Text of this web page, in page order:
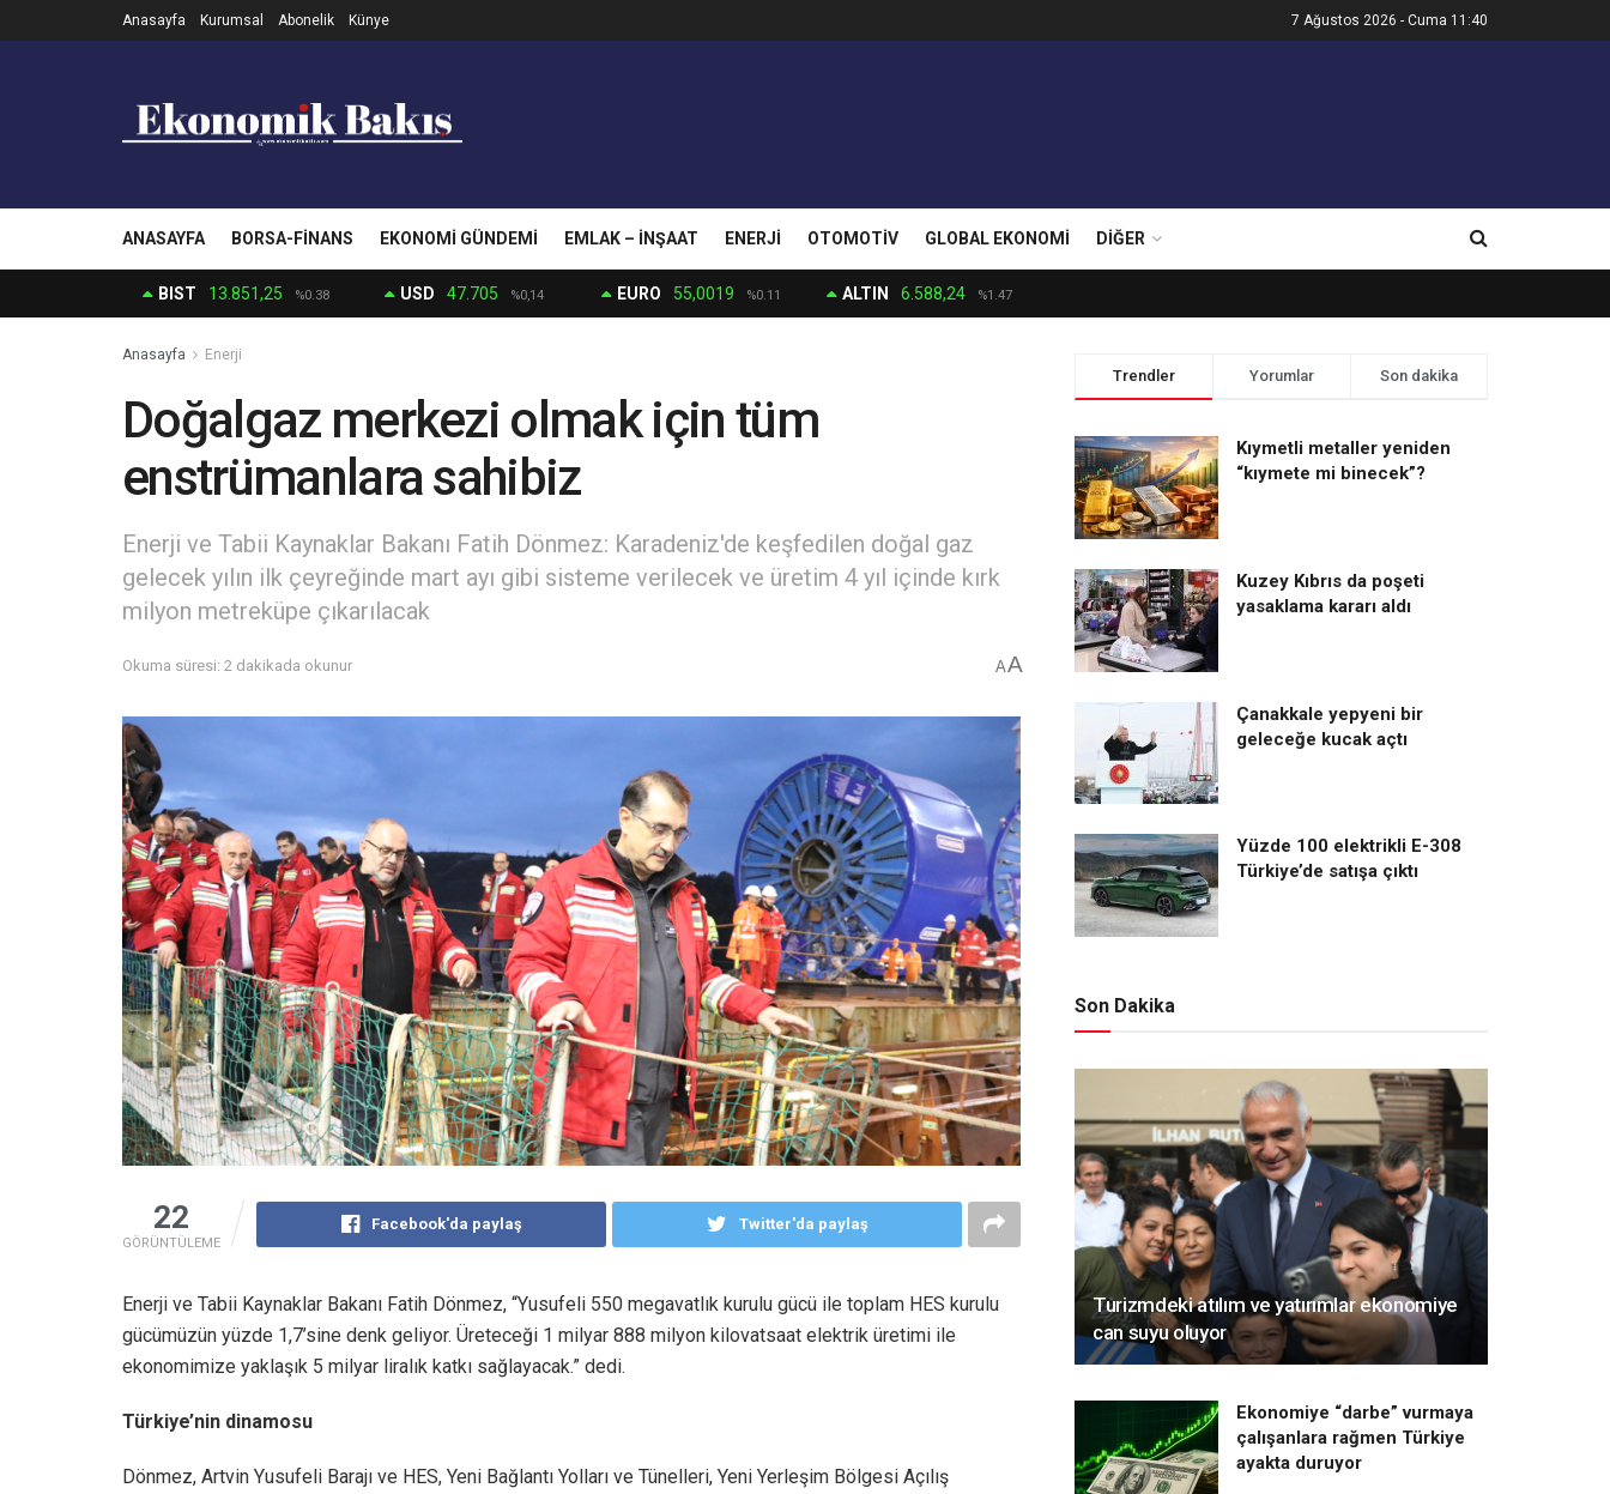
Anasayfa Kurumsal Abonelik Künye 7 Ağustos 2026 - Cuma 11:40
ANASAYFA BORSA-FINANS EKONOMI GÜNDEMI EMLAK – İNŞAAT ENERJI OTOMOTIV GLOBAL EKONOMI DIĞER
BIST 13.851,25 %0.38 USD 47.705 %0,14 EURO 55,0019 %0.11 ALTIN 6.588,24 %1.47
Anasayfa Enerji
Doğalgaz merkezi olmak için tüm
enstrümanlara sahibiz
Enerji ve Tabii Kaynaklar Bakanı Fatih Dönmez: Karadeniz'de keşfedilen doğal gaz
gelecek yılın ilk çeyreğinde mart ayı gibi sisteme verilecek ve üretim 4 yıl içinde kırk
milyon metreküpe çıkarılacak
Okuma süresi: 2 dakikada okunur AA
22
GÖRÜNTÜLEME
Facebook'da paylaş Twitter'da paylaş
Enerji ve Tabii Kaynaklar Bakanı Fatih Dönmez, “Yusufeli 550 megavatlık kurulu gücü ile toplam HES kurulu
gücümüzün yüzde 1,7’sine denk geliyor. Üreteceği 1 milyar 888 milyon kilovatsaat elektrik üretimi ile
ekonomimize yaklaşık 5 milyar liralık katkı sağlayacak.” dedi.
Türkiye’nin dinamosu
Dönmez, Artvin Yusufeli Barajı ve HES, Yeni Bağlantı Yolları ve Tünelleri, Yeni Yerleşim Bölgesi Açılış
Trendler Yorumlar Son dakika
Kıymetli metaller yeniden
“kıymete mi binecek”?
Kuzey Kıbrıs da poşeti
yasaklama kararı aldı
Çanakkale yepyeni bir
geleceğe kucak açtı
Yüzde 100 elektrikli E-308
Türkiye’de satışa çıktı
Son Dakika
Turizmdeki atılım ve yatırımlar ekonomiye
can suyu oluyor
Ekonomiye “darbe” vurmaya
çalışanlara rağmen Türkiye
ayakta duruyor